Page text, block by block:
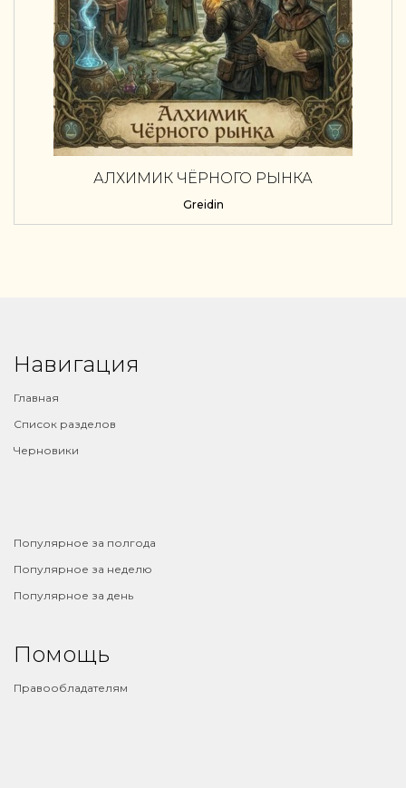
АЛХИМИК ЧЁРНОГО РЫНКА
Greidin
Навигация
Главная
Список разделов
Черновики
Популярное за полгода
Популярное за неделю
Популярное за день
Помощь
Правообладателям